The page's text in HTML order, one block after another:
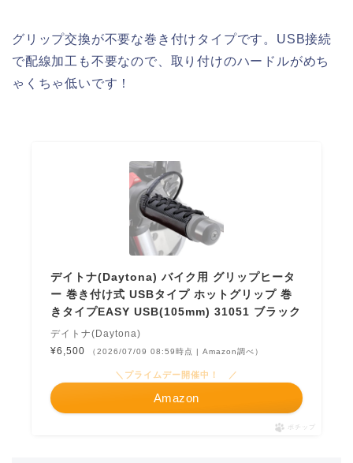
グリップ交換が不要な巻き付けタイプです。USB接続
で配線加工も不要なので、取り付けのハードルがめち
ゃくちゃ低いです！
デイトナ(Daytona) バイク用 グリップヒータ
ー 巻き付け式 USBタイプ ホットグリップ 巻
きタイプEASY USB(105mm) 31051 ブラック
デイトナ(Daytona)
¥6,500
（2026/07/09 08:59時点 | Amazon調べ）
＼プライムデー開催中！ ／
Amazon
ポチップ